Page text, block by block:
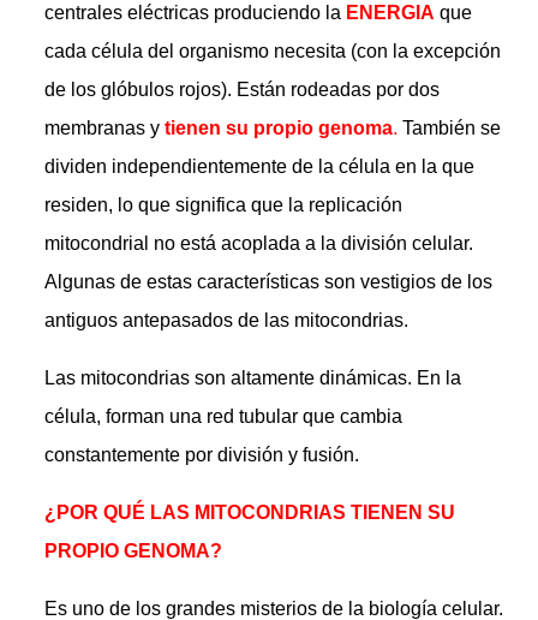
centrales eléctricas produciendo la ENERGIA que
cada célula del organismo necesita (con la excepción
de los glóbulos rojos). Están rodeadas por dos
membranas y tienen su propio genoma. También se
dividen independientemente de la célula en la que
residen, lo que significa que la replicación
mitocondrial no está acoplada a la división celular.
Algunas de estas características son vestigios de los
antiguos antepasados de las mitocondrias.
Las mitocondrias son altamente dinámicas. En la
célula, forman una red tubular que cambia
constantemente por división y fusión.
¿POR QUÉ LAS MITOCONDRIAS TIENEN SU
PROPIO GENOMA?
Es uno de los grandes misterios de la biología celular.